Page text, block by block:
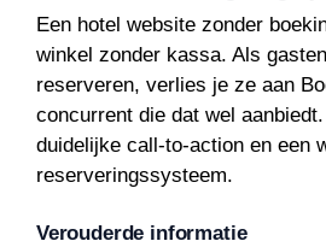
Een hotel website zonder
winkel zonder kassa. Als
reserveren, verlies je ze aan
concurrent die dat wel
duidelijke call-to-action en een
reserveringssysteem.
Verouderde informatie